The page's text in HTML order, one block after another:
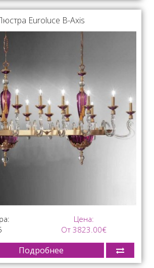
Euroluce B-Axis
Цена:
От 3823.00€
Подробнее